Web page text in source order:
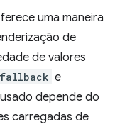
uma maneira
de
de valores
fallback e
depende do
carregadas de